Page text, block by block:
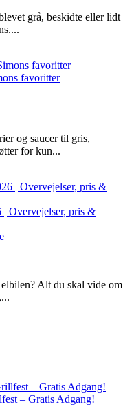
grå, beskidte eller lidt
favoritter
og saucer til gris,
for kun...
Overvejelser, pris &
Alt du skal vide om
– Gratis Adgang!